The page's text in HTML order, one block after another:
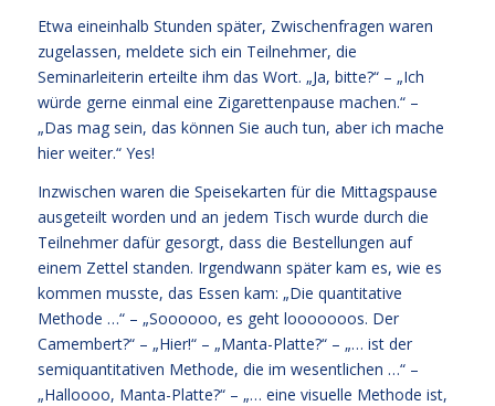
Etwa eineinhalb Stunden später, Zwischenfragen waren
zugelassen, meldete sich ein Teilnehmer, die
Seminarleiterin erteilte ihm das Wort. „Ja, bitte?“ – „Ich
würde gerne einmal eine Zigarettenpause machen.“ –
„Das mag sein, das können Sie auch tun, aber ich mache
hier weiter.“ Yes!
Inzwischen waren die Speisekarten für die Mittagspause
ausgeteilt worden und an jedem Tisch wurde durch die
Teilnehmer dafür gesorgt, dass die Bestellungen auf
einem Zettel standen. Irgendwann später kam es, wie es
kommen musste, das Essen kam: „Die quantitative
Methode …“ – „Soooooo, es geht looooooos. Der
Camembert?“ – „Hier!“ – „Manta-Platte?“ – „… ist der
semiquantitativen Methode, die im wesentlichen …“ –
„Halloooo, Manta-Platte?“ – „… eine visuelle Methode ist,